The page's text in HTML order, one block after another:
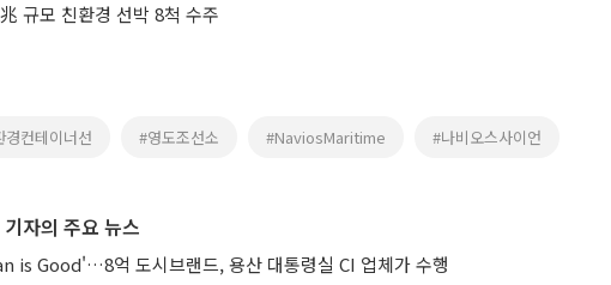
규모 친환경 선박 8척 수주
경컨테이너선 #영도조선소 #NaviosMaritime #나비오스사이언
자의 주요 뉴스
is Good'…8억 도시브랜드, 용산 대통령실 CI 업체가 수행